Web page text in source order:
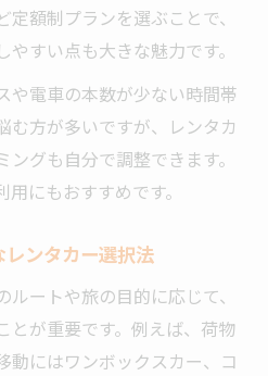
額制プランを選ぶことで、
すい点も大きな魅力です。
や電車の本数が少ない時間帯
む方が多いですが、レンタカ
グも自分で調整できます。
にもおすすめです。
ンタカー選択法
ートや旅の目的に応じて、
とが重要です。例えば、荷物
動にはワンボックスカー、コ